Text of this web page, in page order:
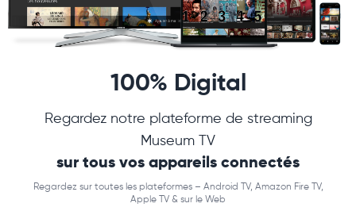
100% Digital
Regardez notre plateforme de streaming
Museum TV
sur tous vos appareils connectés
Regardez sur toutes les plateformes – Android TV, Amazon Fire TV,
Apple TV & sur le Web